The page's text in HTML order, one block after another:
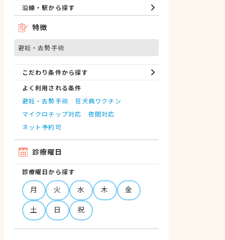
沿線・駅から探す
特徴
避妊・去勢手術
こだわり条件から探す
よく利用される条件
避妊・去勢手術
狂犬病ワクチン
マイクロチップ対応
夜間対応
ネット予約可
診療曜日
診療曜日から探す
月 火 水 木
金
土
日 祝